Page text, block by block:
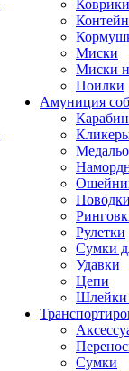
Миски
Миски
Поилки
Амуниция
Рулетки
Сумки
Удавки
Цепи
Шлейки
Сумки